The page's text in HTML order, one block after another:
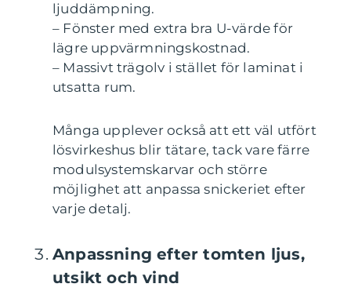
ljuddämpning.
– Fönster med extra bra U-värde för
lägre uppvärmningskostnad.
– Massivt trägolv i stället för laminat i
utsatta rum.
Många upplever också att ett väl utfört
lösvirkeshus blir tätare, tack vare färre
modulsystemskarvar och större
möjlighet att anpassa snickeriet efter
varje detalj.
Anpassning efter tomten ljus,
utsikt och vind